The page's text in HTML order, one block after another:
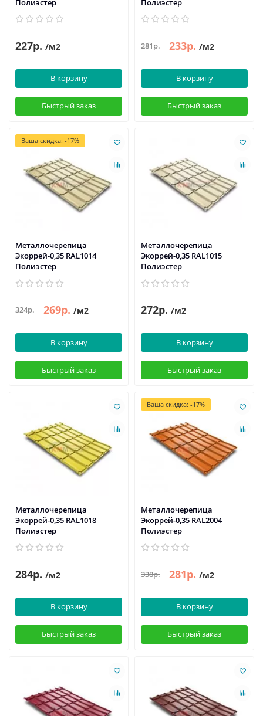
Полиэстер
227р. /м2
В корзину
Быстрый заказ
Полиэстер
281р. 233р. /м2
В корзину
Быстрый заказ
Ваша скидка: -17%
Металлочерепица
Экоррей-0,35 RAL1014
Полиэстер
324р. 269р. /м2
В корзину
Быстрый заказ
Металлочерепица
Экоррей-0,35 RAL1015
Полиэстер
272р. /м2
В корзину
Быстрый заказ
Металлочерепица
Экоррей-0,35 RAL1018
Полиэстер
284р. /м2
В корзину
Быстрый заказ
Ваша скидка: -17%
Металлочерепица
Экоррей-0,35 RAL2004
Полиэстер
338р. 281р. /м2
В корзину
Быстрый заказ